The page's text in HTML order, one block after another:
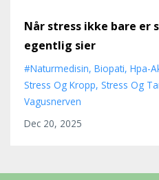
Når stress ikke bare er
egentlig sier
#naturmedisin Biopati Hpa-
Stress Og Kropp Stress Og
Vagusnerven
Dec 20, 2025